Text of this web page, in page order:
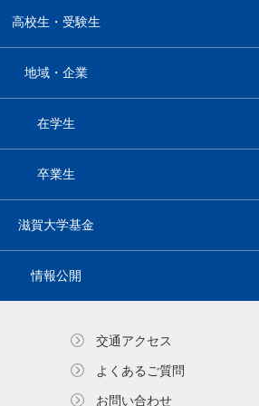
高校生・受験生
地域・企業
在学生
卒業生
滋賀大学基金
情報公開
交通アクセス
よくあるご質問
お問い合わせ